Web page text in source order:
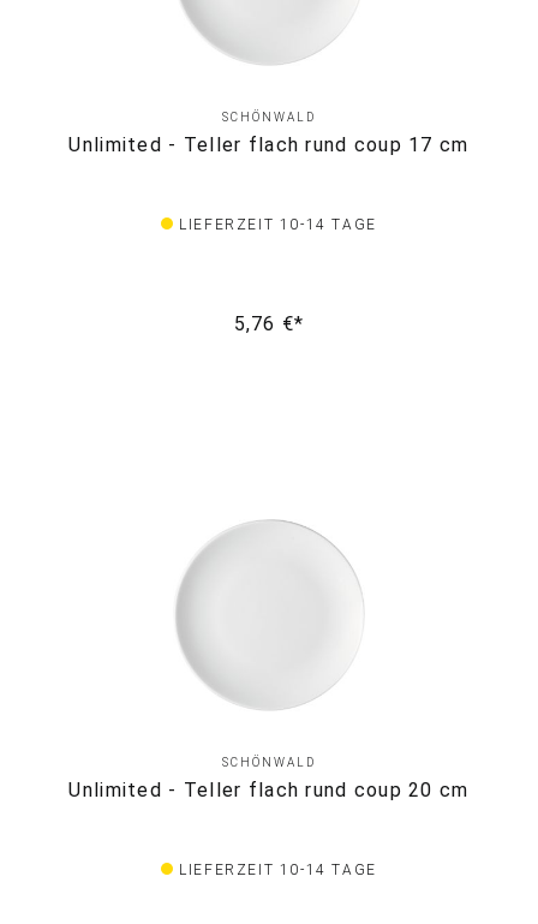
SCHÖNWALD
Unlimited - Teller flach rund coup 17 cm
LIEFERZEIT 10-14 TAGE
5,76 €*
SCHÖNWALD
Unlimited - Teller flach rund coup 20 cm
LIEFERZEIT 10-14 TAGE